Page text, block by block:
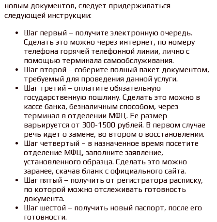
новым документов, следует придерживаться
следующей инструкции:
Шаг первый – получите электронную очередь.
Сделать это можно через интернет, по номеру
телефона горячей телефонной линии, лично с
помощью терминала самообслуживания.
Шаг второй – соберите полный пакет документом,
требуемый для проведения данной услуги.
Шаг третий – оплатите обязательную
государственную пошлину. Сделать это можно в
кассе банка, безналичным способом, через
терминал в отделении МФЦ. Ее размер
варьируется от 300-1500 рублей. В первом случае
речь идет о замене, во втором о восстановлении.
Шаг четвертый – в назначенное время посетите
отделение МФЦ, заполните заявление,
установленного образца. Сделать это можно
заранее, скачав бланк с официального сайта.
Шаг пятый – получить от регистратора расписку,
по которой можно отслеживать готовность
документа.
Шаг шестой – получить новый паспорт, после его
готовности.